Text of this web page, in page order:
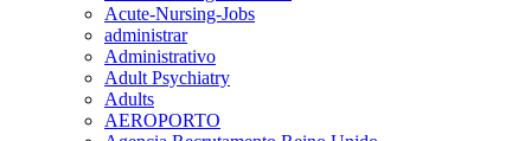
Acute-Nursing-Jobs
administrar
Administrativo
Adult Psychiatry
Adults
AEROPORTO